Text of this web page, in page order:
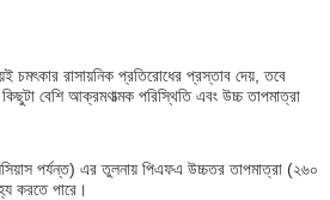
রাসায়নিক প্রতিরোধের প্রস্তাব দেয়, তবে
বেশি আক্রমণাত্মক পরিস্থিতি এবং উচ্চ তাপমাত্রা
পর্যন্ত) এর তুলনায় পিএফএ উচ্চতর তাপমাত্রা (২৬০
করতে পারে।